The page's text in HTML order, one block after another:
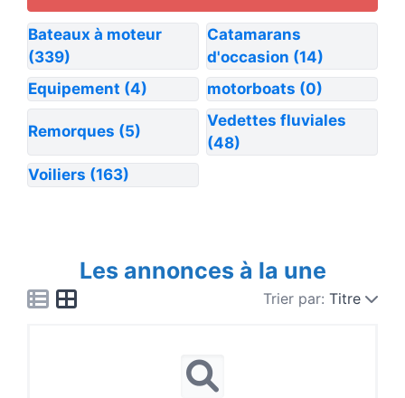
Bateaux à moteur
(339)
Catamarans
d'occasion (14)
Equipement (4) motorboats (0)
Remorques (5)
Vedettes fluviales
(48)
Voiliers (163)
Les annonces à la une
Trier par: Titre